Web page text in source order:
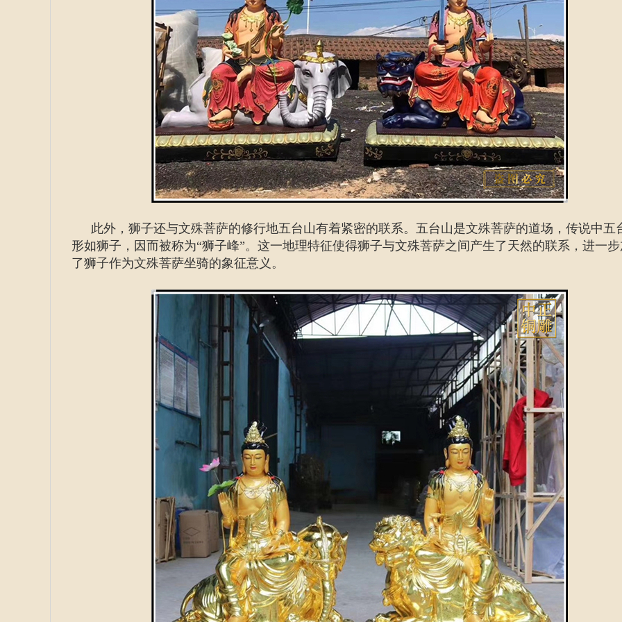
此外，狮子还与文殊菩萨的修行地五台山有着紧密的联系。五台山是文殊菩萨的道场，传说中五
形如狮子，因而被称为“狮子峰”。这一地理特征使得狮子与文殊菩萨之间产生了天然的联系，进一
了狮子作为文殊菩萨坐骑的象征意义。